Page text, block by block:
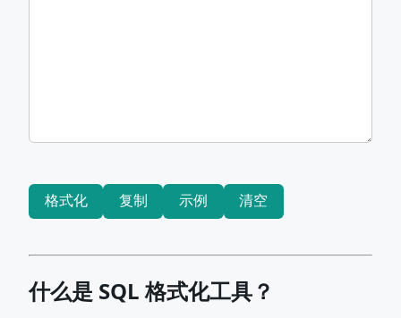
格式化 复制 示例 清空
什么是 SQL 格式化工具？